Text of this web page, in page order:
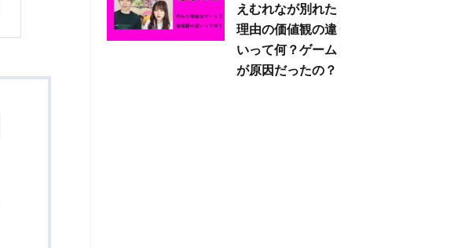
えむれなが別れた
理由の価値観の違
いって何？ゲーム
が原因だったの？